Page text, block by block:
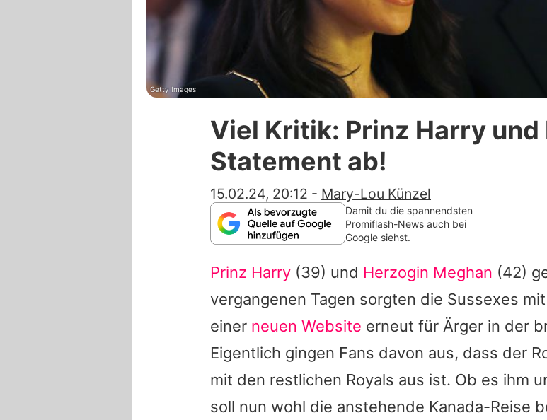
Redaktionelle Richtlinien
Datenschutzerklärung
Nutzungsbedingungen
Getty Images
Viel Kritik: Prinz Harry und
Statement ab!
15.02.24, 20:12 - Mary-Lou Künzel
Damit du die spannendsten
Promiflash-News auch bei
Google siehst.
Prinz Harry (39) und Herzogin Meghan (42)
vergangenen Tagen sorgten die Sussexes
einer neuen Website erneut für Ärger in der
Eigentlich gingen Fans davon aus, dass der
mit den restlichen Royals aus ist. Ob es ihm
soll nun wohl die anstehende Kanada-Reise